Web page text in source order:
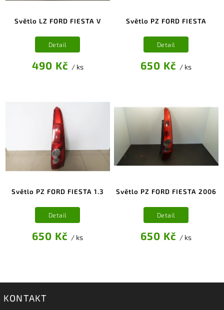
Světlo LZ FORD FIESTA V
490 Kč / ks
Detail
Světlo PZ FORD FIESTA
650 Kč / ks
Detail
Světlo PZ FORD FIESTA 1.3
650 Kč / ks
Detail
Světlo PZ FORD FIESTA 2006
650 Kč / ks
Detail
KONTAKT